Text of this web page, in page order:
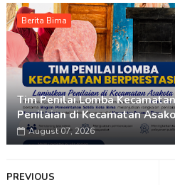
Berita Bima
Tim Penilai Lomba
Penilaian di Kecamatan
August 07, 2026
PREVIOUS